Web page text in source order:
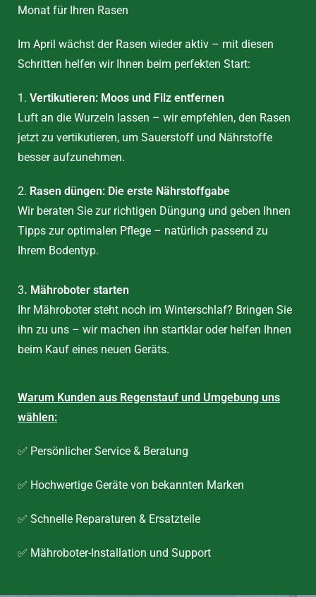
Monat für Ihren Rasen
Im April wächst der Rasen wieder aktiv – mit diesen
Schritten helfen wir Ihnen beim perfekten Start:
1. Vertikutieren: Moos und Filz entfernen
Luft an die Wurzeln lassen – wir empfehlen, den Rasen
jetzt zu vertikutieren, um Sauerstoff und Nährstoffe
besser aufzunehmen.
2. Rasen düngen: Die erste Nährstoffgabe
Wir beraten Sie zur richtigen Düngung und geben Ihnen
Tipps zur optimalen Pflege – natürlich passend zu
Ihrem Bodentyp.
3. Mähroboter starten
Ihr Mähroboter steht noch im Winterschlaf? Bringen Sie
ihn zu uns – wir machen ihn startklar oder helfen Ihnen
beim Kauf eines neuen Geräts.
Warum Kunden aus Regenstauf und Umgebung uns
wählen:
✅ Persönlicher Service & Beratung
✅ Hochwertige Geräte von bekannten Marken
✅ Schnelle Reparaturen & Ersatzteile
✅ Mähroboter-Installation und Support